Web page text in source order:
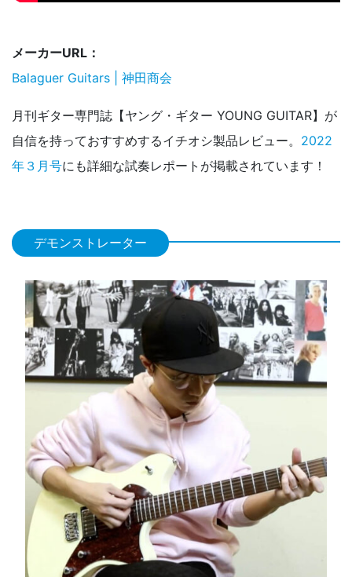
メーカーURL：
Balaguer Guitars | 神田商会
月刊ギター専門誌【ヤング・ギター YOUNG GUITAR】が
自信を持っておすすめするイチオシ製品レビュー。 2022
年３月号にも詳細な試奏レポートが掲載されています！
デモンストレーター